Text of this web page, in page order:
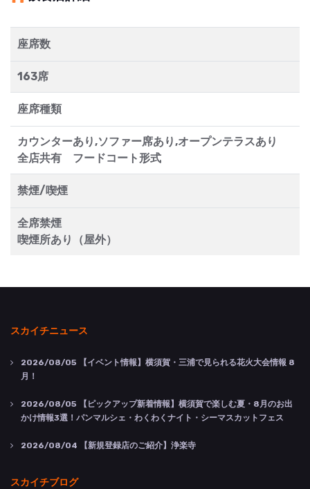
座席数
163席
座席種類
カウンターあり,ソファー席あり,オープンテラスあり
全店共有 フードコート形式
禁煙/喫煙
全席禁煙
喫煙所あり（屋外）
スカイチニュース
2026/08/05 【イベント情報】横須賀・三浦で見られる花火大会情報 8
月！
2026/08/05 【ピックアップ新着情報】横須賀で楽しむ夏・8月のお出
かけ情報3選！パンマルシェ・わくわくナイト・シーマスカットフェス
2026/08/04 【新規登録店のご紹介】浄楽寺
スカイチブログ